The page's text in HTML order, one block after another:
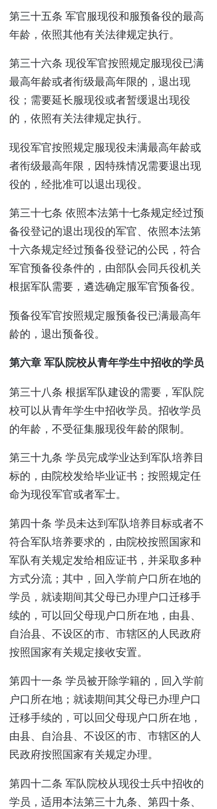
第三十五条 军官服现役和服预备役的最高
年龄，依照其他有关法律规定执行。
第三十六条 现役军官按照规定服现役已满
最高年龄或者衔级最高年限的，退出现
役；需要延长服现役或者暂缓退出现役
的，依照有关法律规定执行。
现役军官按照规定服现役未满最高年龄或
者衔级最高年限，因特殊情况需要退出现
役的，经批准可以退出现役。
第三十七条 依照本法第十七条规定经过预
备役登记的退出现役的军官、依照本法第
十六条规定经过预备役登记的公民，符合
军官预备役条件的，由部队会同兵役机关
根据军队需要，遴选确定服军官预备役。
预备役军官按照规定服预备役已满最高年
龄的，退出预备役。
第六章 军队院校从青年学生中招收的学员
第三十八条 根据军队建设的需要，军队院
校可以从青年学生中招收学员。招收学员
的年龄，不受征集服现役年龄的限制。
第三十九条 学员完成学业达到军队培养目
标的，由院校发给毕业证书；按照规定任
命为现役军官或者军士。
第四十条 学员未达到军队培养目标或者不
符合军队培养要求的，由院校按照国家和
军队有关规定发给相应证书，并采取多种
方式分流；其中，回入学前户口所在地的
学员，就读期间其父母已办理户口迁移手
续的，可以回父母现户口所在地，由县、
自治县、不设区的市、市辖区的人民政府
按照国家有关规定接收安置。
第四十一条 学员被开除学籍的，回入学前
户口所在地；就读期间其父母已办理户口
迁移手续的，可以回父母现户口所在地，
由县、自治县、不设区的市、市辖区的人
民政府按照国家有关规定办理。
第四十二条 军队院校从现役士兵中招收的
学员，适用本法第三十九条、第四十条、